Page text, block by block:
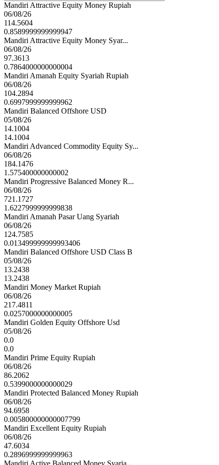
Mandiri Attractive Equity Money Rupiah
06/08/26
114.5604
0.8589999999999947
Mandiri Attractive Equity Money Syar...
06/08/26
97.3613
0.7864000000000004
Mandiri Amanah Equity Syariah Rupiah
06/08/26
104.2894
0.6997999999999962
Mandiri Balanced Offshore USD
05/08/26
14.1004
14.1004
Mandiri Advanced Commodity Equity Sy...
06/08/26
184.1476
1.575400000000002
Mandiri Progressive Balanced Money R...
06/08/26
721.1727
1.6227999999999838
Mandiri Amanah Pasar Uang Syariah
06/08/26
124.7585
0.013499999999993406
Mandiri Balanced Offshore USD Class B
05/08/26
13.2438
13.2438
Mandiri Money Market Rupiah
06/08/26
217.4811
0.0257000000000005
Mandiri Golden Equity Offshore Usd
05/08/26
0.0
0.0
Mandiri Prime Equity Rupiah
06/08/26
86.2062
0.5399000000000029
Mandiri Protected Balanced Money Rupiah
06/08/26
94.6958
0.005800000000007799
Mandiri Excellent Equity Rupiah
06/08/26
47.6034
0.2896999999999963
Mandiri Active Balanced Money Syaria...